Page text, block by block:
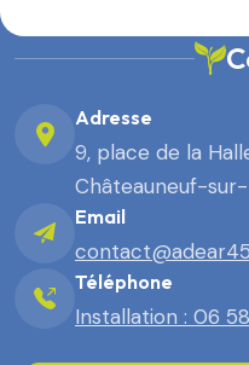
Adresse
9, place de la
Châteauneuf-
Email
Téléphone
Installation : 06